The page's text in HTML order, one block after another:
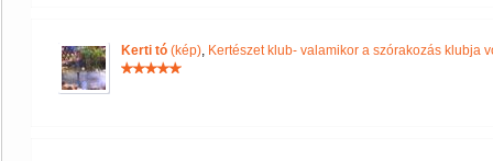
Kerti tó (kép), Kertészet klub- valamikor a szórakozás klubja